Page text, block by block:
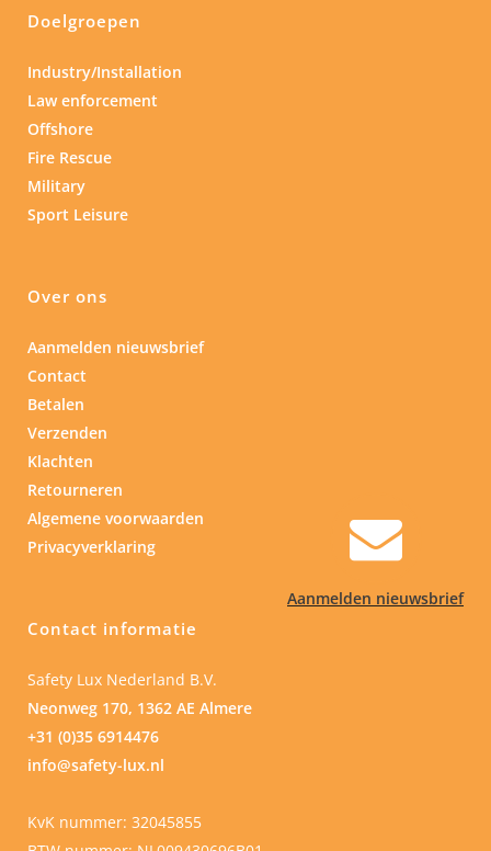
Aanmelden nieuwsbrief
Doelgroepen
Industry/Installation
Law enforcement
Offshore
Fire Rescue
Military
Sport Leisure
Over ons
Aanmelden nieuwsbrief
Contact
Betalen
Verzenden
Klachten
Retourneren
Algemene voorwaarden
Privacyverklaring
Contact informatie
Safety Lux Nederland B.V.
Neonweg 170, 1362 AE Almere
+31 (0)35 6914476
info@safety-lux.nl
KvK nummer: 32045855